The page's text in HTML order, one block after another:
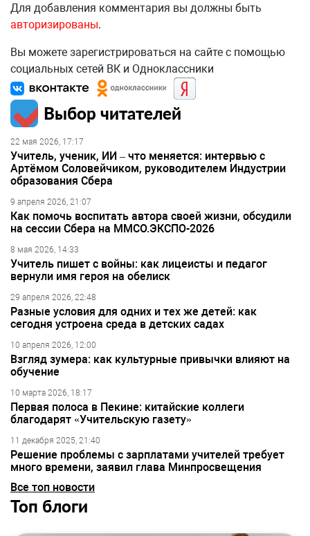
Для добавления комментария вы должны быть
авторизированы.
Вы можете зарегистрироваться на сайте с помощью
социальных сетей ВК и Одноклассники
Выбор читателей
22 мая 2026, 17:17
Учитель, ученик, ИИ – что меняется: интервью с
Артёмом Соловейчиком, руководителем Индустрии
образования Сбера
9 апреля 2026, 21:07
Как помочь воспитать автора своей жизни, обсудили
на сессии Сбера на ММСО.ЭКСПО-2026
8 мая 2026, 14:33
Учитель пишет с войны: как лицеисты и педагог
вернули имя героя на обелиск
29 апреля 2026, 22:48
Разные условия для одних и тех же детей: как
сегодня устроена среда в детских садах
10 апреля 2026, 12:00
Взгляд зумера: как культурные привычки влияют на
обучение
10 марта 2026, 18:17
Первая полоса в Пекине: китайские коллеги
благодарят «Учительскую газету»
11 декабря 2025, 21:40
Решение проблемы с зарплатами учителей требует
много времени, заявил глава Минпросвещения
Все топ новости
Топ блоги